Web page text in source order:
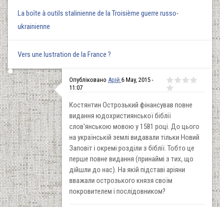
La boîte à outils stalinienne de la Troisième guerre russo-
ukrainienne
Vers une lustration de la France ?
Опубліковано Арій 6 May, 2015 -
11:07
Костянтин Острозький фінансував повне
видання юдохристиянської біблії
слов'янською мовою у 1581 році. До цього
на українській землі видавали тільки Новий
Заповіт і окремі розділи з біблії. Тобто це
перше повне видання (принаймі з тих, що
дійшли до нас). На якій підставі аріяни
вважали острозького князя своїм
покровителем і послідовником?